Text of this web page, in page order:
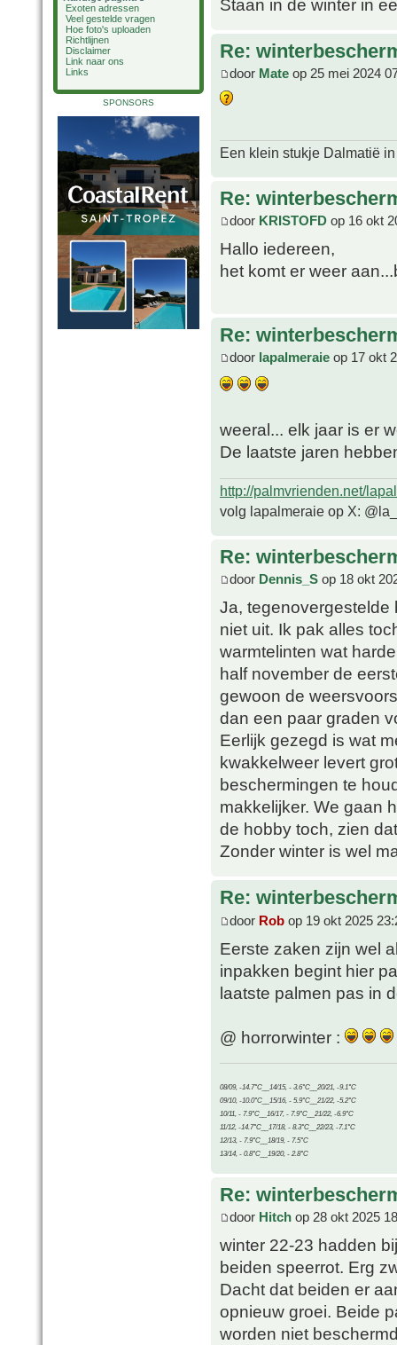
Exoten adressen
Veel gestelde vragen
Hoe foto's uploaden
Richtlijnen
Disclaimer
Link naar ons
Links
SPONSORS
Staan in de winter in
Re:
door Mate op 25 mei 2024
Een klein stukje Dalmatië
Re:
door KRISTOFD op 16 okt
Hallo iedereen,
het komt er weer
Re:
door lapalmeraie op 17 okt
weeral... elk jaar is er
De laatste jaren
http://palmvrienden.net/
volg lapalmeraie op X:
Re:
door Dennis_S op 18 okt
Ja, tegenovergestelde
niet uit. Ik pak alles
warmtelinten wat
half november de
gewoon de
dan een paar graden
Eerlijk gezegd is wat
kwakkelweer levert
beschermingen te
makkelijker. We gaan
de hobby toch, zien
Zonder winter is wel
Re:
door Rob op 19 okt 2025
Eerste zaken zijn wel
inpakken begint hier
laatste palmen pas in
@ horrorwinter :
08/09, -14.7°C__14/15, - 3.6°C__20/21, -9.1°C
09/10, -10.0°C__15/16, - 5.9°C__21/22, -5.2°C
10/11, - 7.9°C__16/17, - 7.9°C__21/22, -6.9°C
11/12, -14.7°C__17/18, - 8.3°C__22/23, -7.1°C
12/13, - 7.9°C__18/19, - 7.5°C
13/14, - 0.8°C__19/20, - 2.8°C
Re:
door Hitch op 28 okt 2025
winter 22-23 hadden
beiden speerrot. Erg
Dacht dat beiden er
opnieuw groei. Beide
worden niet